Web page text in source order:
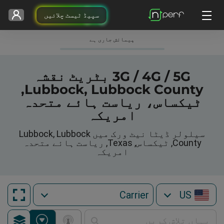
سپیڈ ٹیسٹ چلائیں
پیمائش جاری ہے
3G / 4G / 5G بٹریٹ نقشہ
Lubbock, Lubbock County,
ٹیکساس، ریاست ہائے متحدہ
امریکہ
سیلولر ڈیٹا نیٹ ورک میں Lubbock, Lubbock
County, ٹیکساس, Texas, ریاست ہائے متحدہ
امریکہ
US